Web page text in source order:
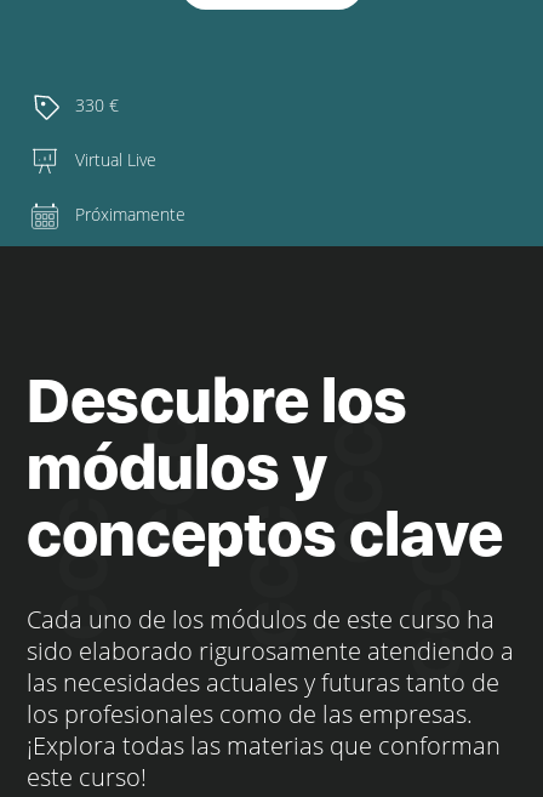
330 €
Virtual Live
Próximamente
Descubre los
módulos y
conceptos clave
Cada uno de los módulos de este curso ha
sido elaborado rigurosamente atendiendo a
las necesidades actuales y futuras tanto de
los profesionales como de las empresas.
¡Explora todas las materias que conforman
este curso!